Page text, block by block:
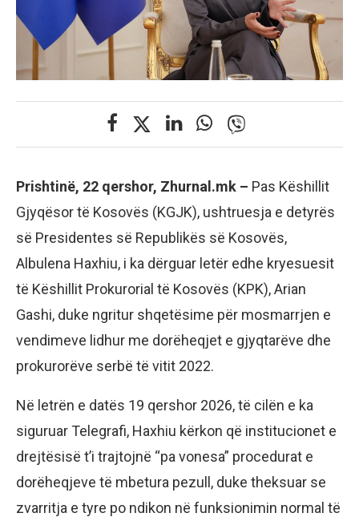
Prishtinë, 22 qershor, Zhurnal.mk – Pas Këshillit
Gjyqësor të Kosovës (KGJK), ushtruesja e detyrës
së Presidentes së Republikës së Kosovës,
Albulena Haxhiu, i ka dërguar letër edhe kryesuesit
të Këshillit Prokurorial të Kosovës (KPK), Arian
Gashi, duke ngritur shqetësime për mosmarrjen e
vendimeve lidhur me dorëheqjet e gjyqtarëve dhe
prokurorëve serbë të vitit 2022.
Në letrën e datës 19 qershor 2026, të cilën e ka
siguruar Telegrafi, Haxhiu kërkon që institucionet e
drejtësisë t’i trajtojnë “pa vonesa” procedurat e
dorëheqjeve të mbetura pezull, duke theksuar se
zvarritja e tyre po ndikon në funksionimin normal të